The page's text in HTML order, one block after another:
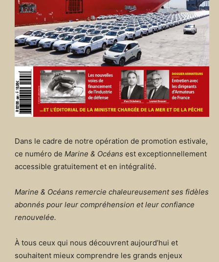
Dans le cadre de notre opération de promotion estivale,
ce numéro de Marine & Océans est exceptionnellement
accessible gratuitement et en intégralité.
Marine & Océans remercie chaleureusement ses fidèles
abonnés pour leur compréhension et leur confiance
renouvelée.
À tous ceux qui nous découvrent aujourd’hui et
souhaitent mieux comprendre les grands enjeux